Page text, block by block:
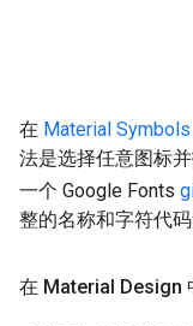
在 Material
法是选择任意图标
一个 Google Fonts
整的名称和字符代码
在 Material Design